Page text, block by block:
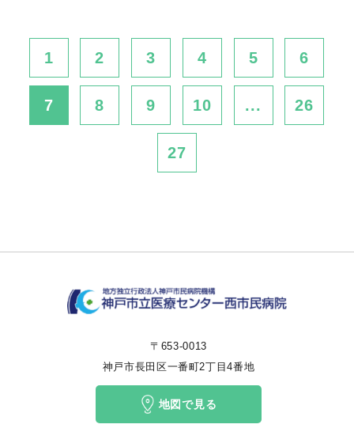
1 2 3 4 5 6
7 8 9 10 ... 26
27
〒653-0013
神戸市長田区一番町2丁目4番地
地図で見る